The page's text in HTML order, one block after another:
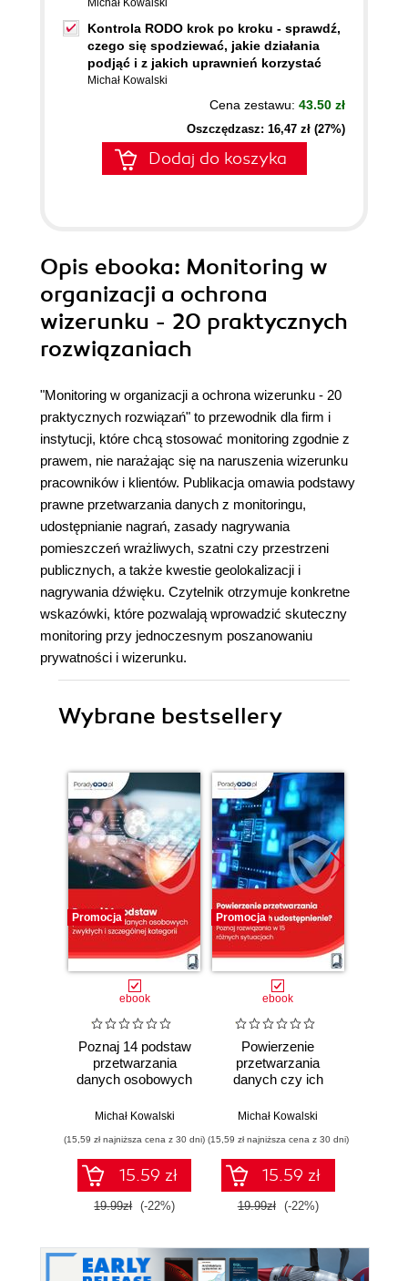
Michał Kowalski
Kontrola RODO krok po kroku - sprawdź,
czego się spodziewać, jakie działania
podjąć i z jakich uprawnień korzystać
Michał Kowalski
Cena zestawu: 43.50 zł
Oszczędzasz: 16,47 zł (27%)
Dodaj do koszyka
Opis ebooka: Monitoring w
organizacji a ochrona
wizerunku - 20 praktycznych
rozwiązaniach
"Monitoring w organizacji a ochrona wizerunku - 20
praktycznych rozwiązań" to przewodnik dla firm i
instytucji, które chcą stosować monitoring zgodnie z
prawem, nie narażając się na naruszenia wizerunku
pracowników i klientów. Publikacja omawia podstawy
prawne przetwarzania danych z monitoringu,
udostępnianie nagrań, zasady nagrywania
pomieszczeń wrażliwych, szatni czy przestrzeni
publicznych, a także kwestie geolokalizacji i
nagrywania dźwięku. Czytelnik otrzymuje konkretne
wskazówki, które pozwalają wprowadzić skuteczny
monitoring przy jednoczesnym poszanowaniu
prywatności i wizerunku.
Wybrane bestsellery
Promocja
ebook
Poznaj 14 podstaw
przetwarzania
danych osobowych
szczególnej
Michał Kowalski
(15,59 zł najniższa cena z 30 dni)
15.59 zł
19.99zł (-22%)
Promocja
ebook
Powierzenie
przetwarzania
danych czy ich
Poznaj rozwiązania
sytuacjach
Michał Kowalski
(15,59 zł najniższa cena z 30 dni)
15.59 zł
19.99zł (-22%)